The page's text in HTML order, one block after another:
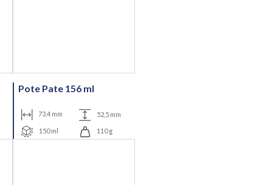
Pote Pate 156 ml
73,4 mm 52,5 mm
150 ml 110 g